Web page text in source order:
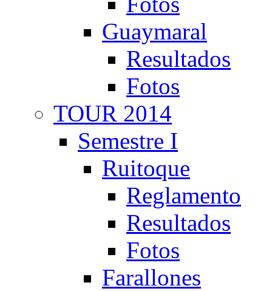
Guaymaral
Resultados
Fotos
TOUR 2014
Semestre I
Ruitoque
Reglamento
Resultados
Fotos
Farallones